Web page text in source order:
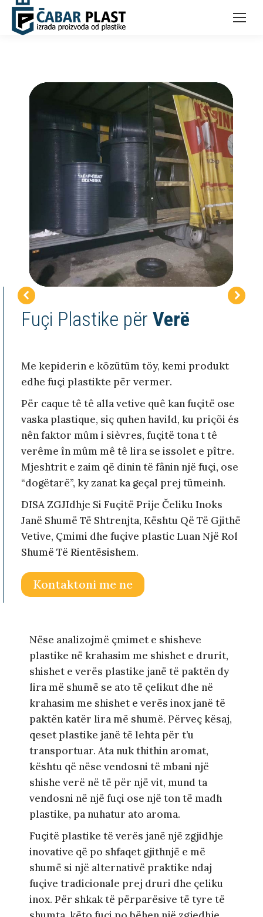
Fuçi Plastike për Verë
Me kepiderin e közütüm töy, kemi produkt
edhe fuçi plastikte për vermer.
Për caque tê tê alla vetive quê kan fuçitë ose
vaska plastique, siç quhen havild, ku priçõi és
nên faktor mûm i sièvres, fuçitë tona t tê
verême în mûm mê tê lira se issolet e pître.
Mjeshtrit e zaim që dinin të fânin një fuçi, ose
“dogëtarë”, ky zanat ka geçal prej tümeinh.
DISA ZGJIdhje Si Fuçitë Prije Čeliku Inoks
Janë Shumë Të Shtrenjta, Kështu Që Të Gjithë
Vetive, Çmimi dhe fuçive plastic Luan Një Rol
Shumë Të Rientësishem.
Kontaktoni me ne
Nëse analizojmë çmimet e shisheve
plastike në krahasim me shishet e drurit,
shishet e verës plastike janë të paktën dy
lira më shumë se ato të çelikut dhe në
krahasim me shishet e verës inox janë të
paktën katër lira më shumë. Përveç kësaj,
qeset plastike janë të lehta për t’u
transportuar. Ata nuk thithin aromat,
kështu që nëse vendosni të mbani një
shishe verë në të për një vit, mund ta
vendosni në një fuçi ose një ton të madh
plastike, pa nuhatur ato aroma.
Fuçitë plastike të verës janë një zgjidhje
inovative që po shfaqet gjithnjë e më
shumë si një alternativë praktike ndaj
fuçive tradicionale prej druri dhe çeliku
inox. Për shkak të përparësive të tyre të